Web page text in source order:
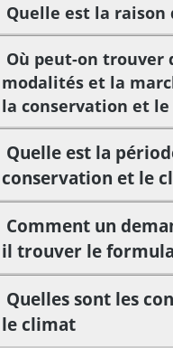
Quelle est la
Où peut-on trouver
modalités et la
la conservation et
Quelle est la
conservation et le
Comment un
il trouver le
Quelles sont les
le climat